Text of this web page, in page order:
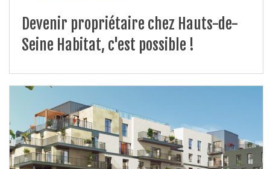
Devenir propriétaire chez Hauts-de-
Seine Habitat, c'est possible !